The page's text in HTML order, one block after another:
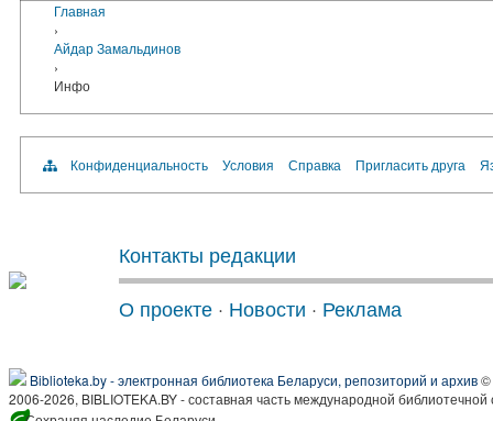
Главная
›
Айдар Замальдинов
›
Инфо
Конфиденциальность Условия Справка Пригласить друга
Контакты редакции
О проекте · Новости · Реклама
Biblioteka.by - электронная библиотека Беларуси, репозиторий и архив©
2006-2026, BIBLIOTEKA.BY - составная часть международной